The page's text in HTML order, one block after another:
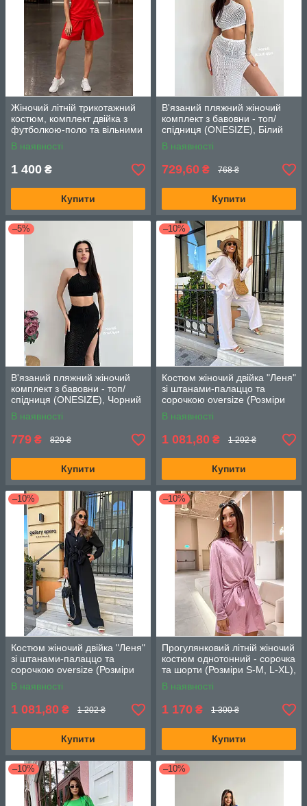
Жіночий літній трикотажний
костюм, комплект двійка з
футболкою-поло та вільними
шортами. Розмір: (S, M, L)
Колір: Червоний.
В наявності
1 400 ₴
Купити
В'язаний пляжний жіночий
комплект з бавовни - топ/
спідниця (ONESIZE), Білий
В наявності
729,60 ₴ 768 ₴
Купити
–5%
В'язаний пляжний жіночий
комплект з бавовни - топ/
спідниця (ONESIZE), Чорний
В наявності
779 ₴ 820 ₴
Купити
–10%
Костюм жіночий двійка "Леня"
зі штанами-палаццо та
сорочкою oversize (Розміри
42,44,46), Молоко
В наявності
1 081,80 ₴ 1 202 ₴
Купити
–10%
Костюм жіночий двійка "Леня"
зі штанами-палаццо та
сорочкою oversize (Розміри
42,44,46), Чорний
В наявності
1 081,80 ₴ 1 202 ₴
Купити
–10%
Прогулянковий літній жіночий
костюм однотонний - сорочка
та шорти (Розміри S-M, L-XL),
Рожевий
В наявності
1 170 ₴ 1 300 ₴
Купити
–10% –10%